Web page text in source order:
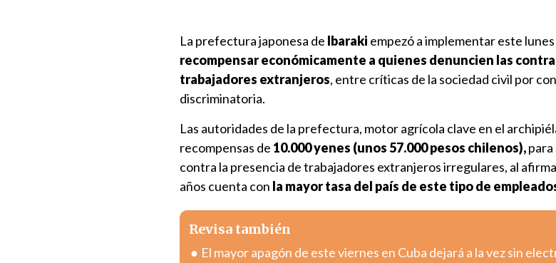
La prefectura japonesa de Ibaraki empezó a implementar este
recompensar económicamente a quienes denuncien las
trabajadores extranjeros, entre críticas de la sociedad civil por
discriminatoria.
Las autoridades de la prefectura, motor agrícola clave en el
recompensas de 10.000 yenes (unos 57.000 pesos chilenos),
contra la presencia de trabajadores extranjeros irregulares, al
años cuenta con la mayor tasa del país de este tipo de
Revisa también
El mayor apagón de este viernes en Cuba dejará a la vez sin